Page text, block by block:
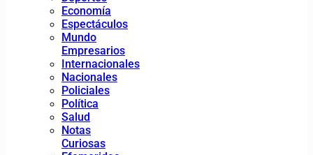
Economía
Espectáculos
Mundo
Empresarios
Internacionales
Nacionales
Policiales
Política
Salud
Notas
Curiosas